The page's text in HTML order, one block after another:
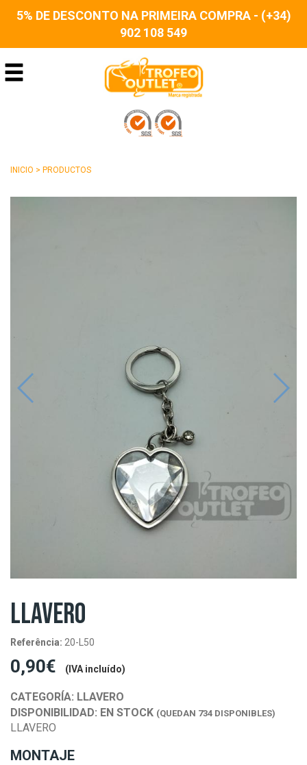
5% DE DESCONTO NA PRIMEIRA COMPRA - (+34)
902 108 549
INICIO > PRODUCTOS
LLAVERO
Referência: 20-L50
0,90€ (IVA incluído)
CATEGORÍA: LLAVERO
DISPONIBILIDAD: EN STOCK (QUEDAN 734 DISPONIBLES)
LLAVERO
MONTAJE